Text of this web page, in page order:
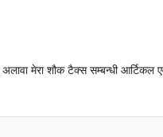
मेरा शौक टैक्स सम्बन्धी